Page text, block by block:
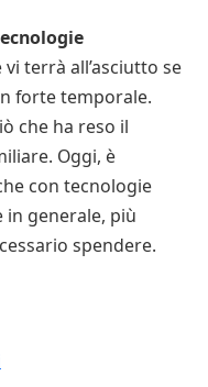
vi terrà all’asciutto se
forte temporale.
che ha reso il
Oggi, è
con tecnologie
in generale, più
spendere.